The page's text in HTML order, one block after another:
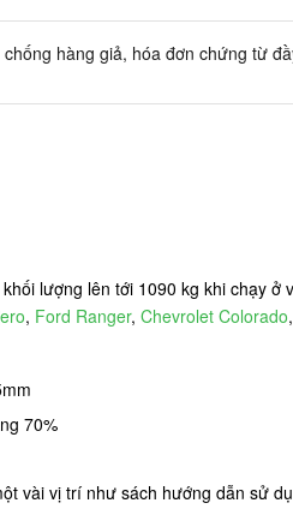
hàng giả, hóa đơn chứng từ
lượng lên tới 1090 kg khi chạy
, Ford Ranger, Chevrolet Colorado,
70%
vài vị trí như sách hướng dẫn sử